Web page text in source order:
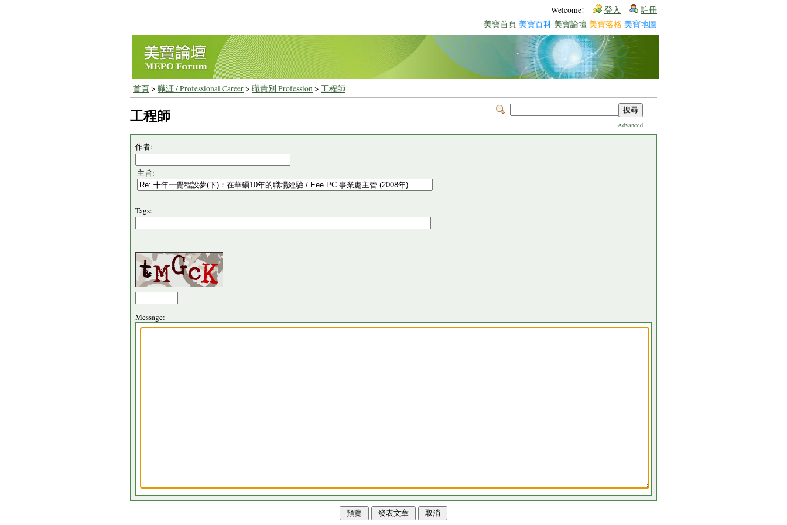
Welcome! 登入 註冊
美寶首頁 美寶百科 美寶論壇 美寶落格 美寶地圖
首頁> 職涯 / Professional Career> 職責別 Profession> 工程師
Advanced
工程師
作者:
主旨:
Tags:
Message: